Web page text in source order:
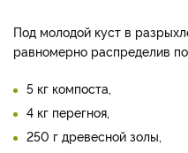
Под молодой куст в
равномерно распределив
5 кг компоста,
4 кг перегноя,
250 г древесной золы,